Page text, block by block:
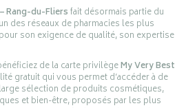
Rang-du-Fliersfait désormais partie du
des réseaux de pharmacies les plus
son exigence de qualité, son expertise
de la carte privilègeMy Very Best
gratuit qui vous permet d’accéder à de
sélection de produits cosmétiques,
et bien-être, proposés par les plus